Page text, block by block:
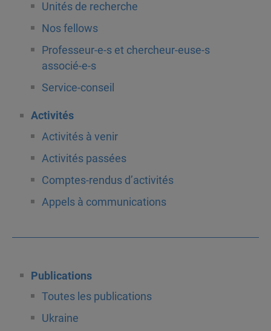
Unités de recherche
Nos fellows
Professeur-e-s et chercheur-euse-s
associé-e-s
Service-conseil
Activités
Activités à venir
Activités passées
Comptes-rendus d’activités
Appels à communications
Publications
Toutes les publications
Ukraine